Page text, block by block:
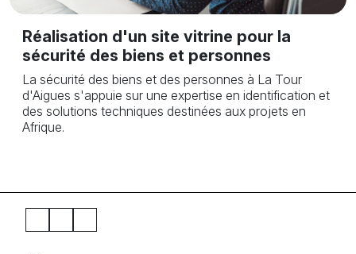
Réalisation d'un site vitrine pour la
sécurité des biens et personnes
La sécurité des biens et des personnes à La Tour
d'Aigues s'appuie sur une expertise en identification et
des solutions techniques destinées aux projets en
Afrique.